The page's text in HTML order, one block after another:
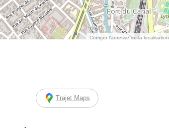
Corriger l’adresse ou la localisation
Trajet Maps